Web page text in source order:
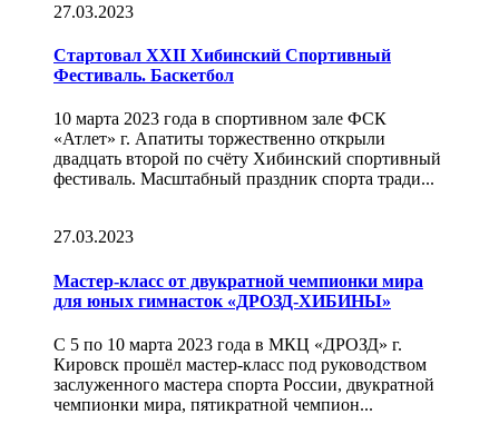
27.03.2023
Стартовал XXII Хибинский Спортивный
Фестиваль. Баскетбол
10 марта 2023 года в спортивном зале ФСК
«Атлет» г. Апатиты торжественно открыли
двадцать второй по счёту Хибинский спортивный
фестиваль. Масштабный праздник спорта тради...
27.03.2023
Мастер-класс от двукратной чемпионки мира
для юных гимнасток «ДРОЗД-ХИБИНЫ»
С 5 по 10 марта 2023 года в МКЦ «ДРОЗД» г.
Кировск прошёл мастер-класс под руководством
заслуженного мастера спорта России, двукратной
чемпионки мира, пятикратной чемпион...